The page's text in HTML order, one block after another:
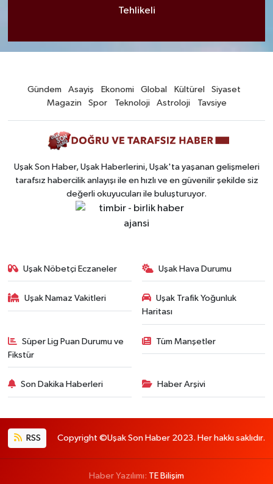
Tehlikeli
Gündem Asayiş Ekonomi Global Kültürel
Siyaset
Magazin
Spor Teknoloji Astroloji Tavsiye
Uşak Son Haber, Uşak Haberlerini, Uşak'ta yaşanan gelişmeleri
tarafsız habercilik anlayışı ile en hızlı ve en güvenilir şekilde siz
değerli okuyucuları ile buluşturuyor.
Uşak Nöbetçi Eczaneler Uşak Hava Durumu
Uşak Namaz Vakitleri
Uşak Trafik Yoğunluk
Haritası
Süper Lig Puan Durumu ve
Fikstür
Tüm Manşetler
Son Dakika Haberleri Haber Arşivi
RSS Copyright ©Uşak Son Haber 2023. Her hakkı saklıdır.
Haber Yazılımı: TE Bilişim